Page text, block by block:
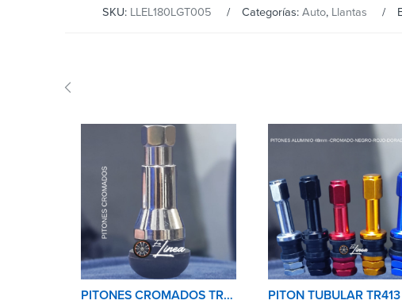
SKU: LLEL180LGT005 Categorías: Auto, Llantas
PITONES CROMADOS TR413C AUTO-CAMIONETA